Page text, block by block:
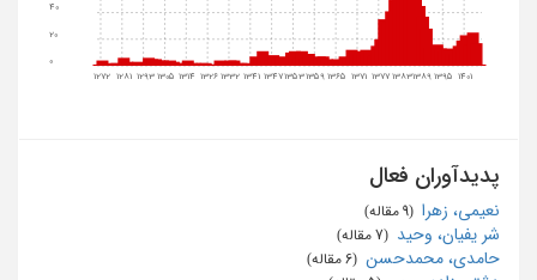
1272 1281 1293 1305 1314 1326 1332 1341 134713531359 1365 1371 1377 13831389 1395 1401
20
40
پدیدآوران فعال
نعیمی، زهرا
شر یفیان، وحید
حامدی، محمدحسن